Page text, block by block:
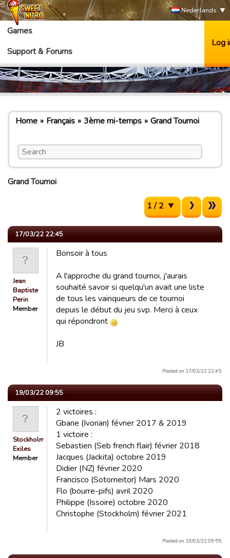
Nederlands
Games
Support & Forums
Log
Home Français 3ème mi-temps Grand Tournoi
Grand Tournoi
1 / 2
17/03/22 22:45
Jean
Baptiste
Perin
Member
Bonsoir à tous
A l'approche du grand tournoi, j'aurais
souhaité savoir si quelqu'un avait une liste
de tous les vainqueurs de ce tournoi
depuis le début du jeu svp. Merci à ceux
qui répondront
JB
Posted on 17/03/22 22:45.
19/03/22 09:55
Stockholm
Exiles
Member
2 victoires :
Gbane (Ivorian) février 2017 & 2019
1 victoire :
Sebastien (Seb french flair) février 2018
Jacques (Jackita) octobre 2019
Didier (NZ) février 2020
Francisco (Sotomeitor) Mars 2020
Flo (bourre-pifs) avril 2020
Philippe (Issoire) octobre 2020
Christophe (Stockholm) février 2021
Posted on 19/03/22 09:55.